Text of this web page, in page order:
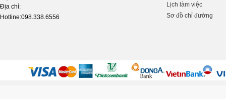
Địa chỉ:
Hotline:098.338.6556
Lịch làm việc
Sơ đồ chỉ đường